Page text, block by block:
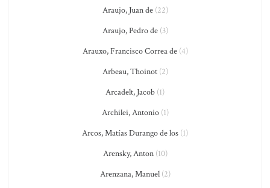
Araujo, Juan de(22)
Araujo, Pedro de(3)
Arauxo, Francisco Correa de(4)
Arbeau, Thoinot(2)
Arcadelt, Jacob (1)
Archilei, Antonio(1)
Arcos, Matías Durango de los (1)
Arensky, Anton(10)
Arenzana, Manuel(2)